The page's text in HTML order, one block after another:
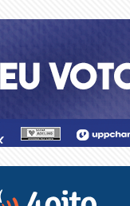
principal